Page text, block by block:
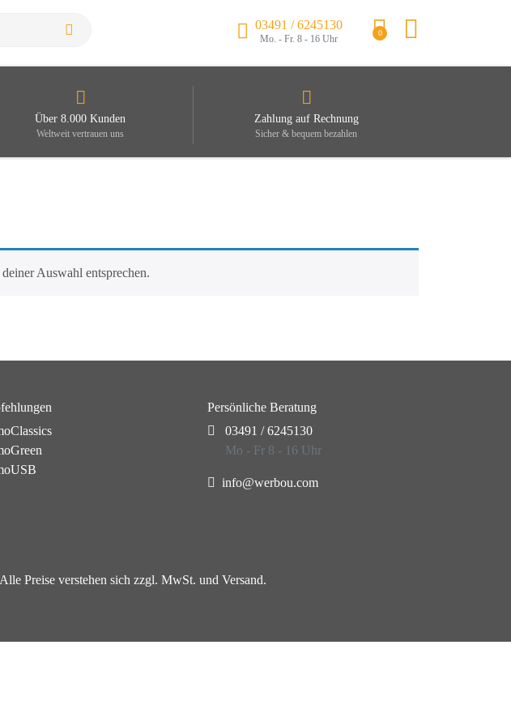
03491 / 6245130
Mo. - Fr. 8 - 16 Uhr
0
Über 8.000 Kunden
Weltweit vertrauen uns
Zahlung auf Rechnung
Sicher & bequem bezahlen
Auswahl entsprechen.
Persönliche Beratung
03491 / 6245130
Mo - Fr 8 - 16 Uhr
info@werbou.com
Preise verstehen sich zzgl. MwSt. und Versand.